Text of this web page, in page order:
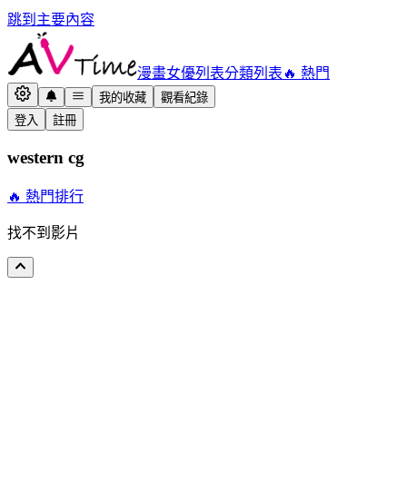
跳到主要內容
漫畫女優列表分類列表 🔥 熱門
我的收藏
觀看紀錄
登入
註冊
western cg
🔥 熱門排行
找不到影片